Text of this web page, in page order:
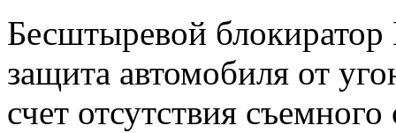
Бесштыревой
защита автомобиля от
счет отсутствия съемного